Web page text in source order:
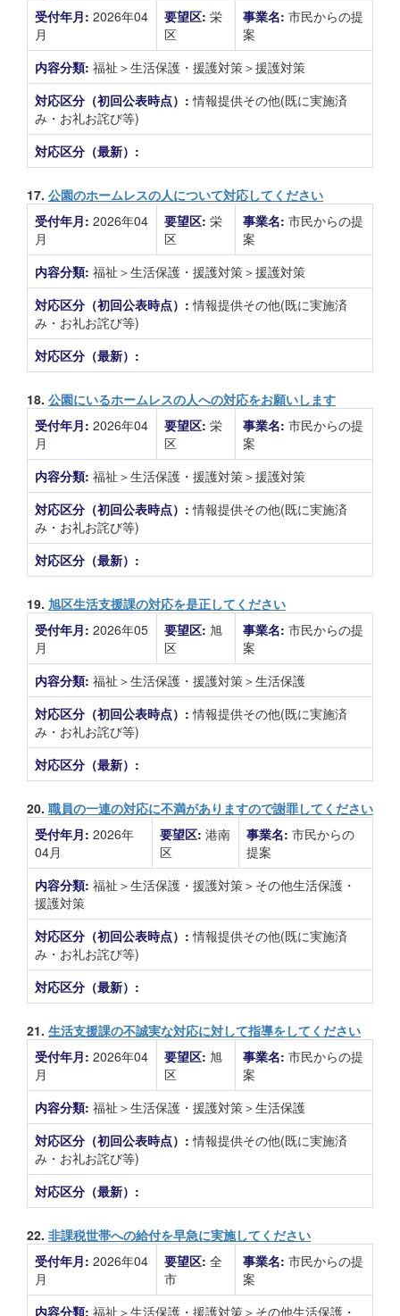
受付年月: 2026年04
月
要望区: 栄
区
事業名: 市民からの提
案
内容分類: 福祉＞生活保護・援護対策＞援護対策
対応区分（初回公表時点）:情報提供その他(既に実施済
み・お礼お詫び等)
対応区分（最新）:
17. 公園のホームレスの人について対応してください
受付年月: 2026年04
月
要望区: 栄
区
事業名: 市民からの提
案
内容分類: 福祉＞生活保護・援護対策＞援護対策
対応区分（初回公表時点）:情報提供その他(既に実施済
み・お礼お詫び等)
対応区分（最新）:
18. 公園にいるホームレスの人への対応をお願いします
受付年月: 2026年04
月
要望区: 栄
区
事業名: 市民からの提
案
内容分類: 福祉＞生活保護・援護対策＞援護対策
対応区分（初回公表時点）:情報提供その他(既に実施済
み・お礼お詫び等)
対応区分（最新）:
19. 旭区生活支援課の対応を是正してください
受付年月: 2026年05
月
要望区: 旭
区
事業名: 市民からの提
案
内容分類: 福祉＞生活保護・援護対策＞生活保護
対応区分（初回公表時点）:情報提供その他(既に実施済
み・お礼お詫び等)
対応区分（最新）:
20. 職員の一連の対応に不満がありますので謝罪してください
受付年月: 2026年
04月
要望区: 港南
区
事業名: 市民からの
提案
内容分類: 福祉＞生活保護・援護対策＞その他生活保護・
援護対策
対応区分（初回公表時点）:情報提供その他(既に実施済
み・お礼お詫び等)
対応区分（最新）:
21. 生活支援課の不誠実な対応に対して指導をしてください
受付年月: 2026年04
月
要望区: 旭
区
事業名: 市民からの提
案
内容分類: 福祉＞生活保護・援護対策＞生活保護
対応区分（初回公表時点）:情報提供その他(既に実施済
み・お礼お詫び等)
対応区分（最新）:
22. 非課税世帯への給付を早急に実施してください
受付年月: 2026年04
月
要望区: 全
市
事業名: 市民からの提
案
内容分類: 福祉＞生活保護・援護対策＞その他生活保護・